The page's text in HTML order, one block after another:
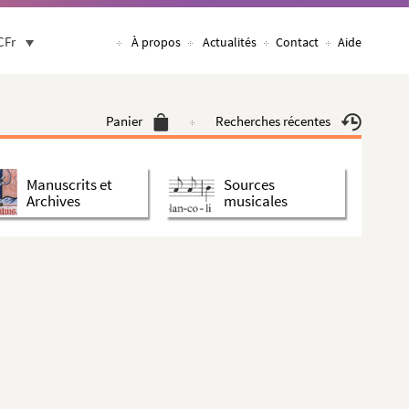
À propos Actualités Contact Aide
Panier Recherches récentes
Manuscrits et
Archives
Sources
musicales